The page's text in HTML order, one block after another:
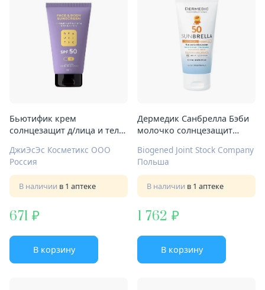
Бьютифик крем
солнцезащит д/лица и тела
ДжиЭсЭс Косметикс ООО
Россия
В наличии в 1 аптеке
671
В корзину
Дермедик Санбрелла Бэби
молочко солнцезащит
Biogened Joint Stock Company
Польша
В наличии в 1 аптеке
1 762
В корзину